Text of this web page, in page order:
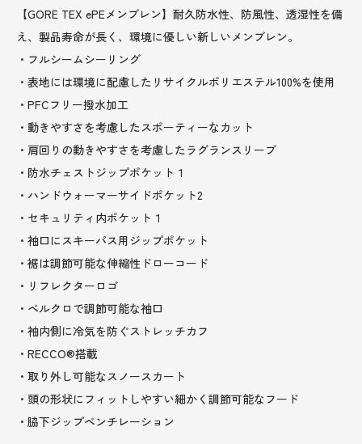
【GORE TEX ePEメンブレン】耐久防水性、防風性、透湿性を備
え、製品寿命が長く、環境に優しい新しいメンブレン。
・フルシームシーリング
・表地には環境に配慮したリサイクルポリエステル100%を使用
・PFCフリー撥水加工
・動きやすさを考慮したスポーティーなカット
・肩回りの動きやすさを考慮したラグランスリーブ
・防水チェストジップポケット１
・ハンドウォーマーサイドポケット2
・セキュリティ内ポケット１
・袖口にスキーパス用ジップポケット
・裾は調節可能な伸縮性ドローコード
・リフレクターロゴ
・ベルクロで調節可能な袖口
・袖内側に冷気を防ぐストレッチカフ
・RECCO®搭載
・取り外し可能なスノースカート
・頭の形状にフィットしやすい細かく調節可能なフード
・脇下ジップベンチレーション